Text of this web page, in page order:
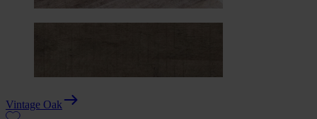
Vintage Oak